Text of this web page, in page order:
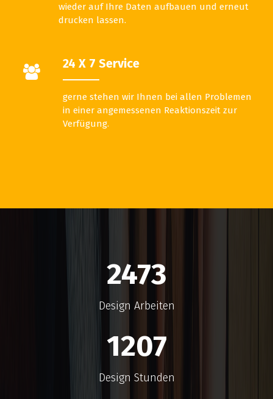
wieder auf Ihre Daten aufbauen und erneut
drucken lassen.
24 X 7 Service
gerne stehen wir Ihnen bei allen Problemen
in einer angemessenen Reaktionszeit zur
Verfügung.
2473
Design Arbeiten
1207
Design Stunden